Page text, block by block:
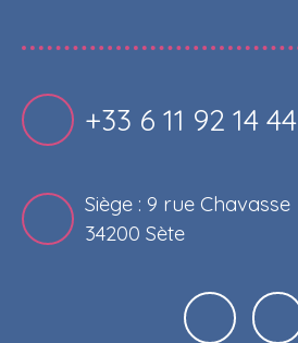
+33 6 11 92 14 44
Siège : 9 rue Chavasse
34200 Sète